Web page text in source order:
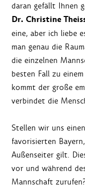
daran gefällt Ihnen
Dr. Christine
eine, aber ich liebe
man genau die
die einzelnen
besten Fall zu
kommt der große
verbindet die
Stellen wir uns
favorisierten
Außenseiter gilt.
vor und während
Mannschaft